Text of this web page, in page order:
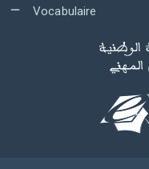
Vocabulaire